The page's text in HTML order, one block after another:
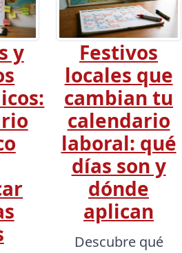
y
Festivos
locales que
cambian tu
calendario
laboral: qué
días son y
dónde
aplican
Descubre qué